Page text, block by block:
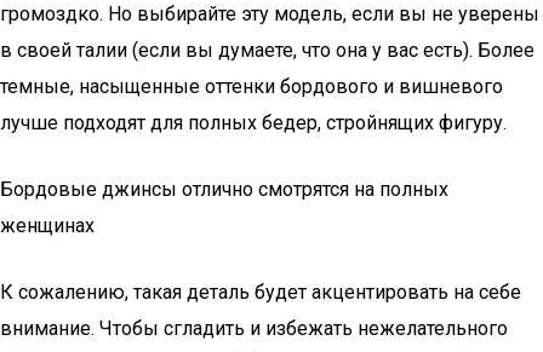
громоздко. Но выбирайте эту модель, если вы не уверены
в своей талии (если вы думаете, что она у вас есть). Более
темные, насыщенные оттенки бордового и вишневого
лучше подходят для полных бедер, стройнящих фигуру.
Бордовые джинсы отлично смотрятся на полных
женщинах
К сожалению, такая деталь будет акцентировать на себе
внимание. Чтобы сгладить и избежать нежелательного